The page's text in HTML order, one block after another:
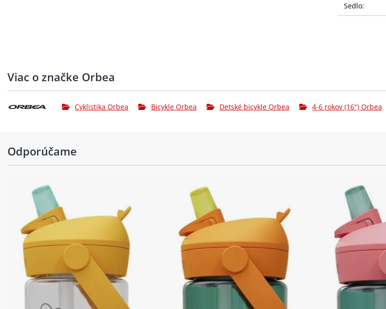
Sedlo:
Ráfky:
Pláště:
Zadní ráfek:
Zadní plášť:
Viac o značke Orbea
Cyklistika Orbea Bicykle Orbea Detské bicykle Orbea 4-6 rokov (16") Orbea
Odporúčame